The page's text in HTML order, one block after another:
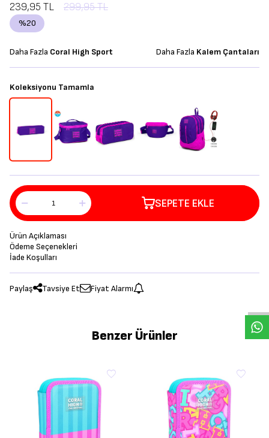
239,95 TL 299,95TL
%20
Daha Fazla Coral High Sport Daha Fazla Kalem Çantaları
Koleksiyonu Tamamla
SEPETE EKLE
Ürün Açıklaması
Ödeme Seçenekleri
İade Koşulları
Paylaş Tavsiye Et Fiyat Alarmı
Benzer Ürünler